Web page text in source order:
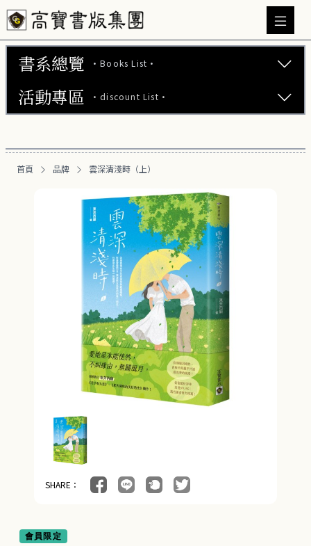
書系總覽 ·Books List·
文學小說 (737)
醫療保健 (54)
親子教養 (14)
人文史哲 (74)
活動專區 ·discount List·
【2本7折】高寶小說系列全圖鑑書展
【2套7折】高寶小說系列全圖鑑書展
【66折】高寶小說系列全圖鑑書展
首頁 品牌 雲深清淺時（上）
SHARE：
會員限定